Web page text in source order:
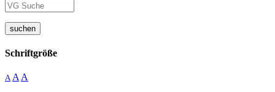
suchen
Schriftgröße
A A A